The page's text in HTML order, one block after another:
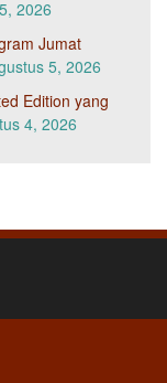
2026
Jumat
5, 2026
Edition yang
4, 2026